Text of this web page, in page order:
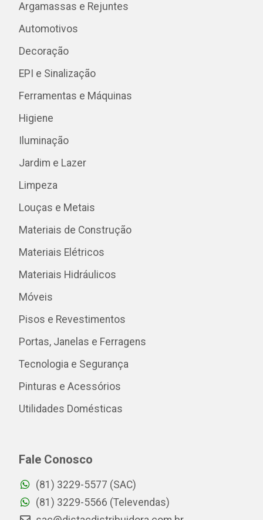
Argamassas e Rejuntes
Automotivos
Decoração
EPI e Sinalização
Ferramentas e Máquinas
Higiene
Iluminação
Jardim e Lazer
Limpeza
Louças e Metais
Materiais de Construção
Materiais Elétricos
Materiais Hidráulicos
Móveis
Pisos e Revestimentos
Portas, Janelas e Ferragens
Tecnologia e Segurança
Pinturas e Acessórios
Utilidades Domésticas
Fale Conosco
(81) 3229-5577 (SAC)
(81) 3229-5566 (Televendas)